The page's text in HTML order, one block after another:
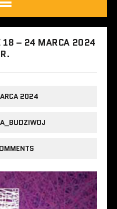
18 – 24 MARCA 2024
R.
2024